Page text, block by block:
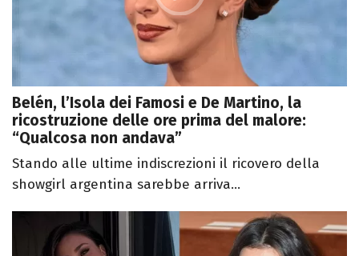
Belén, l’Isola dei Famosi e De Martino, la
ricostruzione delle ore prima del malore:
“Qualcosa non andava”
Stando alle ultime indiscrezioni il ricovero della
showgirl argentina sarebbe arriva...